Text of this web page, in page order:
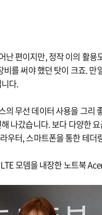
난 편이지만, 정작 이의 활
를 써야 했던 탓이 크죠.
다.
의 무선 데이터 사용을 그리
나갔습니다. 보다 다양한
우터, 스마트폰을 통한 테더
모뎀을 내장한 노트북